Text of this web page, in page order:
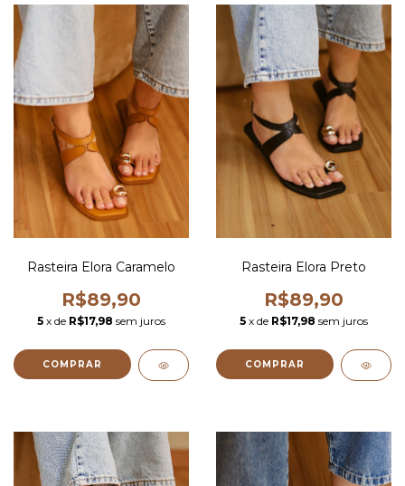
Rasteira Elora Caramelo
R$89,90
5 x de R$17,98 sem juros
COMPRAR
Rasteira Elora Preto
R$89,90
5 x de R$17,98 sem juros
COMPRAR